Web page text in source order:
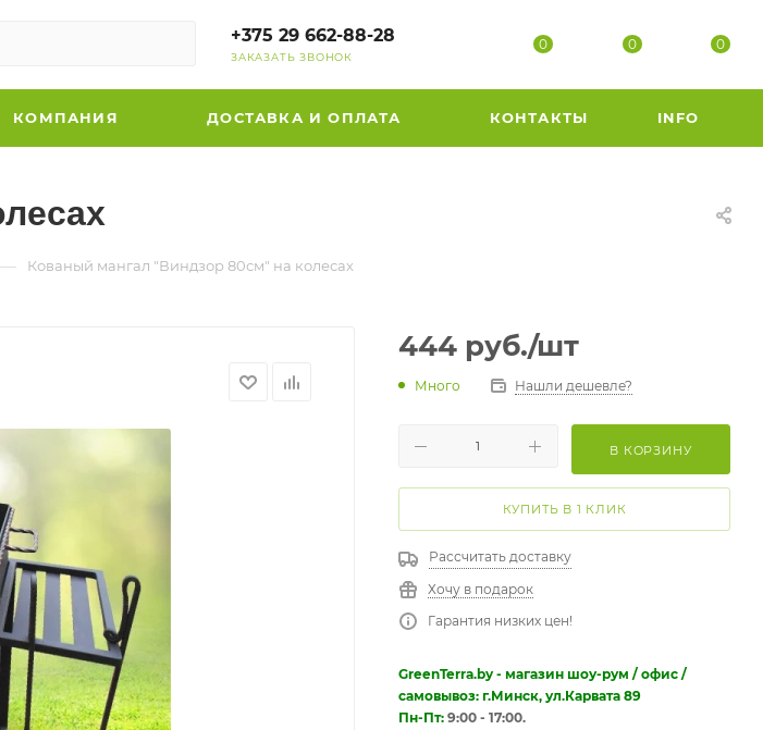
+375 29 662-88-28
ЗАКАЗАТЬ ЗВОНОК
0 0 0
КОМПАНИЯ ДОСТАВКА И ОПЛАТА КОНТАКТЫ INFO
— Кованый мангал "Виндзор 80см" на колесах
444 руб./шт
Много Нашли дешевле?
В КОРЗИНУ
КУПИТЬ В 1 КЛИК
Рассчитать доставку
Хочу в подарок
Гарантия низких цен!
GreenTerra.by - магазин шоу-рум / офис /
самовывоз: г.Минск, ул.Карвата 89
Пн-Пт: 9:00 - 17:00.